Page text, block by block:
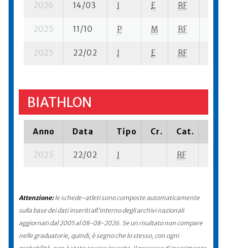
2026 14/03 I E RF
2025 11/10 P M RF
2025 22/02 I E RF
BIATHLON
Anno Data Tipo Cr. Cat.
2025 22/02 I RF
Attenzione:le schede-atleti sono composte automaticamente
sulla base dei dati inseriti all'interno degli archivi nazionali
aggiornati dal 2005 al 08-08-2026. Se un risultato non compare
nelle graduatorie, quindi, è segno che lo stesso, con ogni